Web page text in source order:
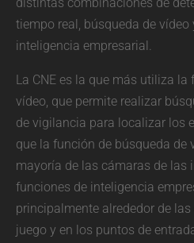
tiempo real, búsqueda de vídeo
inteligencia empresarial.
La CNE es la que más utiliza
vídeo, que permite realizar
de vigilancia para localizar los
que la función de búsqueda de
mayoría de las cámaras de las
funciones de inteligencia
principalmente alrededor de
juego y en los puntos de